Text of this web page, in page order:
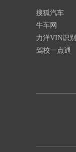
搜狐汽车
牛车网
力洋VIN识别
驾校一点通